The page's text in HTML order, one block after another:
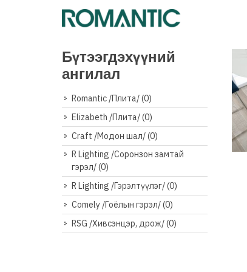
Бүтээгдэхүүний
ангилал
Romantic /Плита/(0)
Elizabeth /Плита/(0)
Craft /Модон шал/(0)
R Lighting /Соронзон замтай
гэрэл/(0)
R Lighting /Гэрэлтүүлэг/(0)
Comely /Гоёлын гэрэл/(0)
RSG /Хивсэнцэр, дрож/(0)